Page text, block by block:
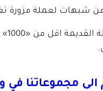
من شبهات لعملة مزورة
مجموعاتنا في